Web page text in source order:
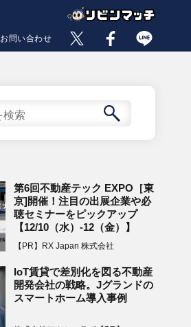
お問い合わせ
第6回不動産テック EXPO［東
京]開催！注目の出展企業や必
聴セミナーをピックアップ
【12/10（水）-12（金）】
【PR】RX Japan 株式会社
IoT賃貸で差別化を図る不動産
開発会社の戦略。Jグランドの
スマートホーム導入事例